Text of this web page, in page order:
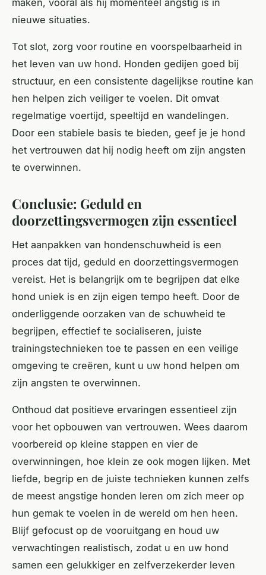
maken, vooral als hij momenteel angstig is in
nieuwe situaties.
Tot slot, zorg voor routine en voorspelbaarheid in
het leven van uw hond. Honden gedijen goed bij
structuur, en een consistente dagelijkse routine kan
hen helpen zich veiliger te voelen. Dit omvat
regelmatige voertijd, speeltijd en wandelingen.
Door een stabiele basis te bieden, geef je je hond
het vertrouwen dat hij nodig heeft om zijn angsten
te overwinnen.
Conclusie: Geduld en
doorzettingsvermogen zijn essentieel
Het aanpakken van hondenschuwheid is een
proces dat tijd, geduld en doorzettingsvermogen
vereist. Het is belangrijk om te begrijpen dat elke
hond uniek is en zijn eigen tempo heeft. Door de
onderliggende oorzaken van de schuwheid te
begrijpen, effectief te socialiseren, juiste
trainingstechnieken toe te passen en een veilige
omgeving te creëren, kunt u uw hond helpen om
zijn angsten te overwinnen.
Onthoud dat positieve ervaringen essentieel zijn
voor het opbouwen van vertrouwen. Wees daarom
voorbereid op kleine stappen en vier de
overwinningen, hoe klein ze ook mogen lijken. Met
liefde, begrip en de juiste technieken kunnen zelfs
de meest angstige honden leren om zich meer op
hun gemak te voelen in de wereld om hen heen.
Blijf gefocust op de vooruitgang en houd uw
verwachtingen realistisch, zodat u en uw hond
samen een gelukkiger en zelfverzekerder leven